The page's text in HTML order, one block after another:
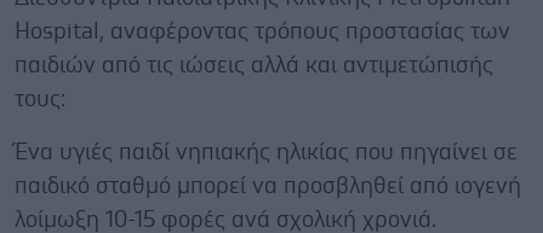
Hospital, αναφέροντας τρόπους προστασίας των
παιδιών από τις ιώσεις αλλά και αντιμετώπισής
τους:
Ένα υγιές παιδί νηπιακής ηλικίας που πηγαίνει σε
παιδικό σταθμό μπορεί να προσβληθεί από ιογενή
λοίμωξη 10-15 φορές ανά σχολική χρονιά.